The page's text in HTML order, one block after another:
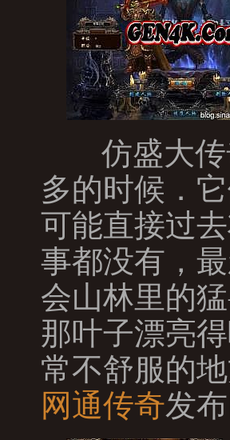
仿盛大传
多的时候．
可能直接过
事都没有，
会山林里的
那叶子漂亮
常不舒服的
网通传奇发